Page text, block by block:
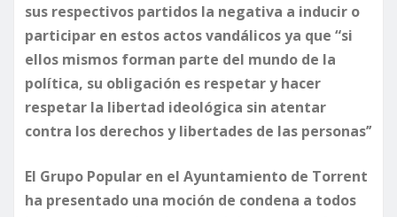
sus respectivos partidos la negativa a inducir o
participar en estos actos vandálicos ya que “si
ellos mismos forman parte del mundo de la
política, su obligación es respetar y hacer
respetar la libertad ideológica sin atentar
contra los derechos y libertades de las personas’’
El Grupo Popular en el Ayuntamiento de Torrent
ha presentado una moción de condena a todos